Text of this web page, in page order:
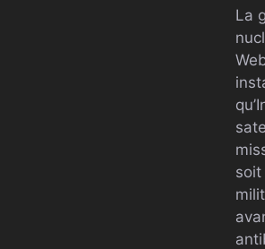
La
soit